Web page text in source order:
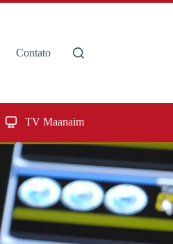
Contato
TV Maanaim